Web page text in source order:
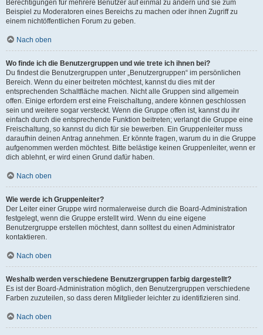
Berechtigungen für mehrere Benutzer auf einmal zu ändern und sie zum
Beispiel zu Moderatoren eines Bereichs zu machen oder ihnen Zugriff zu
einem nichtöffentlichen Forum zu geben.
Nach oben
Wo finde ich die Benutzergruppen und wie trete ich ihnen bei?
Du findest die Benutzergruppen unter „Benutzergruppen“ im persönlichen
Bereich. Wenn du einer beitreten möchtest, kannst du dies mit der
entsprechenden Schaltfläche machen. Nicht alle Gruppen sind allgemein
offen. Einige erfordern erst eine Freischaltung, andere können geschlossen
sein und weitere sogar versteckt. Wenn die Gruppe offen ist, kannst du ihr
einfach durch die entsprechende Funktion beitreten; verlangt die Gruppe eine
Freischaltung, so kannst du dich für sie bewerben. Ein Gruppenleiter muss
daraufhin deinen Antrag annehmen. Er könnte fragen, warum du in die Gruppe
aufgenommen werden möchtest. Bitte belästige keinen Gruppenleiter, wenn er
dich ablehnt, er wird einen Grund dafür haben.
Nach oben
Wie werde ich Gruppenleiter?
Der Leiter einer Gruppe wird normalerweise durch die Board-Administration
festgelegt, wenn die Gruppe erstellt wird. Wenn du eine eigene
Benutzergruppe erstellen möchtest, dann solltest du einen Administrator
kontaktieren.
Nach oben
Weshalb werden verschiedene Benutzergruppen farbig dargestellt?
Es ist der Board-Administration möglich, den Benutzergruppen verschiedene
Farben zuzuteilen, so dass deren Mitglieder leichter zu identifizieren sind.
Nach oben